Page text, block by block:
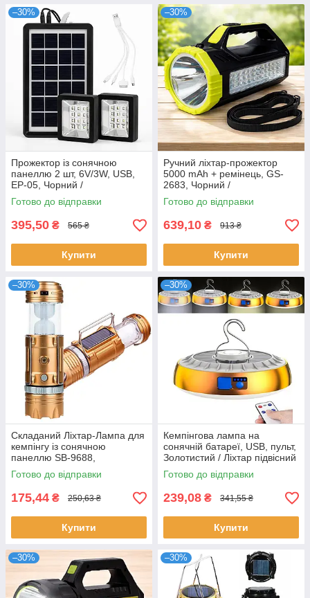
–30%
Прожектор із сонячною
панеллю 2 шт, 6V/3W, USB,
EP-05, Чорний /
Акумуляторна лампа
прожектор / Світлодіодний
прожектор
Готово до відправки
395,50 ₴ 565 ₴
Купити
–30%
Ручний ліхтар-прожектор
5000 mAh + ремінець, GS-
2683, Чорний /
Акумуляторний ліхтар /
Переносний ліхтар для
кемпінгу
Готово до відправки
639,10 ₴ 913 ₴
Купити
–30%
Складаний Ліхтар-Лампа для
кемпінгу із сонячною
панеллю SB-9688,
Золотистий / Ліхтар
кемпінговий
Готово до відправки
175,44 ₴ 250,63 ₴
Купити
–30%
Кемпінгова лампа на
сонячній батареї, USB, пульт,
Золотистий / Ліхтар підвісний
/ Туристичний світильник
Готово до відправки
239,08 ₴ 341,55 ₴
Купити
–30% –30%